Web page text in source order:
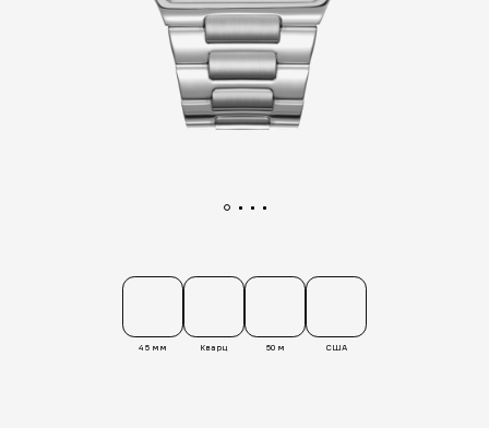
45 мм Кварц 50 м США